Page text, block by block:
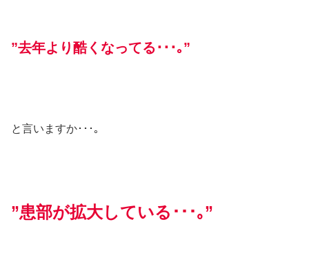
”去年より酷くなってる･･･｡”
と言いますか･･･｡
”患部が拡大している･･･｡”